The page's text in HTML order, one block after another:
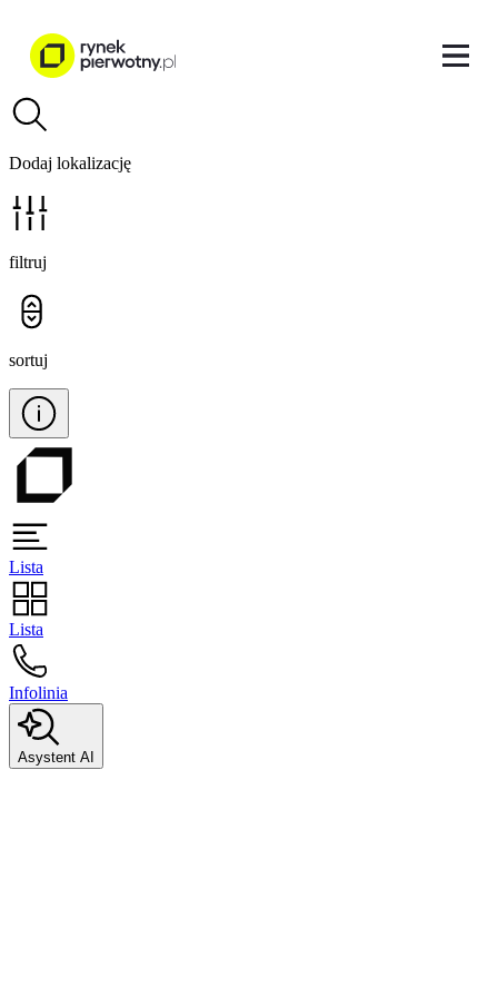
Dodaj lokalizację
filtruj
sortuj
Lista
Lista
Infolinia
Asystent AI